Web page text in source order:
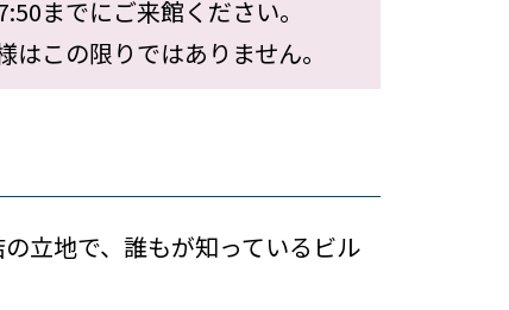
までにご来館ください。
この限りではありません。
立地で、誰もが知っているビル